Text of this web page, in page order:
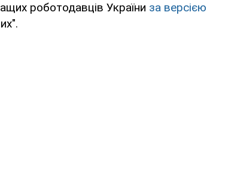
роботодавців України за версією